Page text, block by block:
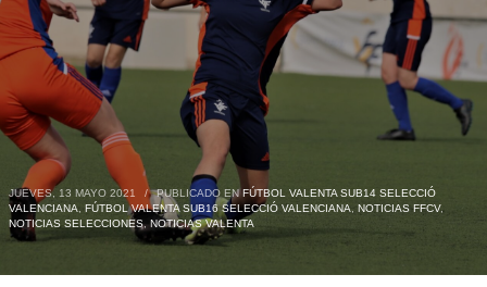
JUEVES, 13 MAYO 2021 / PUBLICADO EN FÚTBOL VALENTA SUB14 SELECCIÓ
VALENCIANA
FÚTBOL VALENTA SUB16 SELECCIÓ VALENCIANA NOTICIAS FFCV,
NOTICIAS SELECCIONES,NOTICIAS VALENTA